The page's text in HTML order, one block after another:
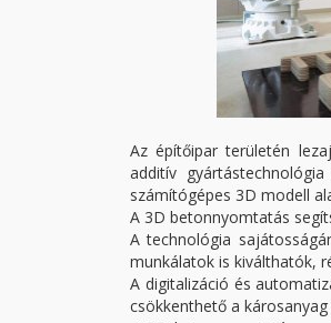
Az építőipar területén
additív
számítógépes 3D modell
A 3D betonnyomtatás
A technológia
munkálatok is kiválthatók,
A digitalizáció és
csökkenthető a